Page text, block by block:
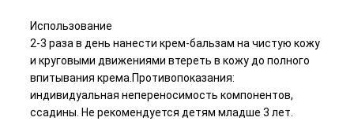
Использование
2-3 раза в день нанести крем-бальзам на чистую кожу
и круговыми движениями втереть в кожу до полного
впитывания крема.Противопоказания:
индивидуальная непереносимость компонентов,
ссадины. Не рекомендуется детям младше 3 лет.